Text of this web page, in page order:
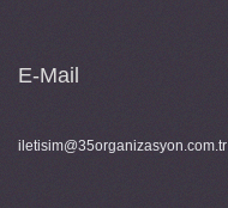
E-Mail
iletisim@35organizasyon.com.tr